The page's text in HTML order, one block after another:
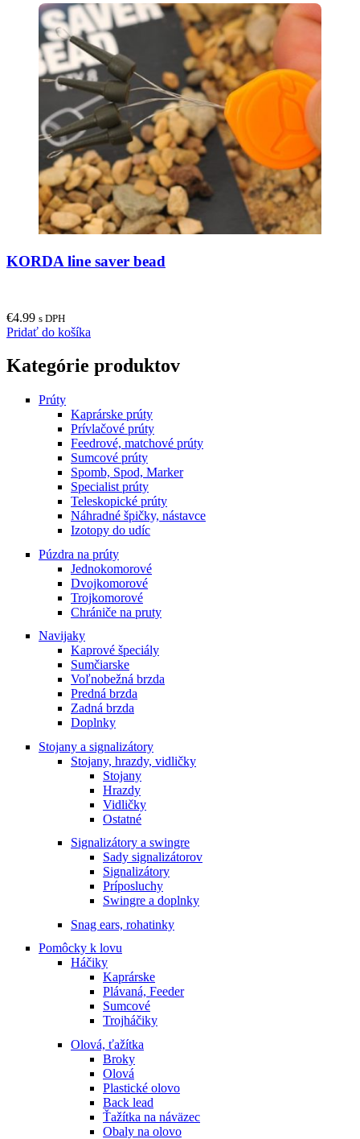
has
multiple
variants.
The
options
may
be
chosen
on
the
product
page
KORDA line saver bead
€4.99 s DPH
Pridať do košíka
Kategórie produktov
Prúty
Kaprárske prúty
Prívlačové prúty
Feedrové, matchové prúty
Sumcové prúty
Spomb, Spod, Marker
Specialist prúty
Teleskopické prúty
Náhradné špičky, nástavce
Izotopy do udíc
Púzdra na prúty
Jednokomorové
Dvojkomorové
Trojkomorové
Chrániče na pruty
Navijaky
Kaprové špeciály
Sumčiarske
Voľnobežná brzda
Predná brzda
Zadná brzda
Doplnky
Stojany a signalizátory
Stojany, hrazdy, vidličky
Stojany
Hrazdy
Vidličky
Ostatné
Signalizátory a swingre
Sady signalizátorov
Signalizátory
Príposluchy
Swingre a doplnky
Snag ears, rohatinky
Pomôcky k lovu
Háčiky
Kaprárske
Plávaná, Feeder
Sumcové
Trojháčiky
Olová, ťažítka
Broky
Olová
Plastické olovo
Back lead
Ťažítka na náväzec
Obaly na olovo